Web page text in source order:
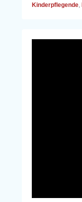
Kinderpflegende,